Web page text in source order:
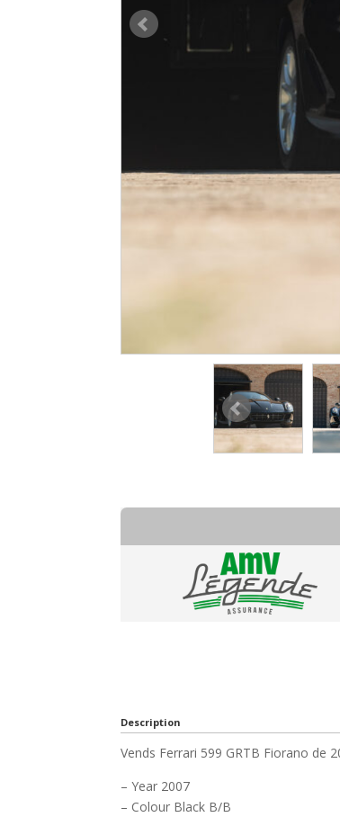
Description
Vends Ferrari 599 GRTB Fiorano de
– Year 2007
– Colour Black B/B